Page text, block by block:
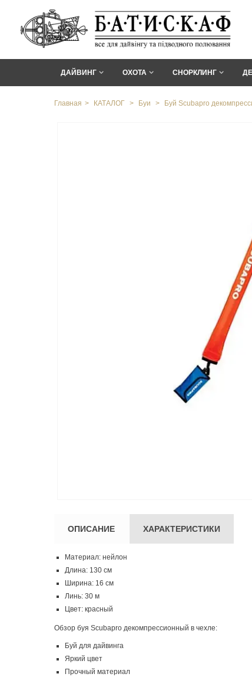
ДАЙВИНГ ОХОТА СНОРКЛИНГ
Главная > КАТАЛОГ > Буи > Буй Scubapro
ОПИСАНИЕ ХАРАКТЕРИСТИКИ
Материал: нейлон
Длина: 130 см
Ширина: 16 см
Линь: 30 м
Цвет: красный
Обзор буя Scubapro декомпрессионный в чехле:
Буй для дайвинга
Яркий цвет
Прочный материал